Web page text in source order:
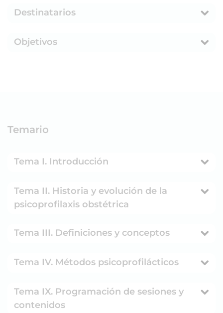
Destinatarios
Objetivos
Temario
Tema I. Introducción
Tema II. Historia y evolución de la
psicoprofilaxis obstétrica
Tema III. Definiciones y conceptos
Tema IV. Métodos psicoprofilácticos
Tema IX. Programación de sesiones y
contenidos